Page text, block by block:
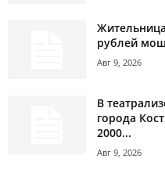
рублей
Авг 9, 2026
В
города
2000...
Авг 9, 2026